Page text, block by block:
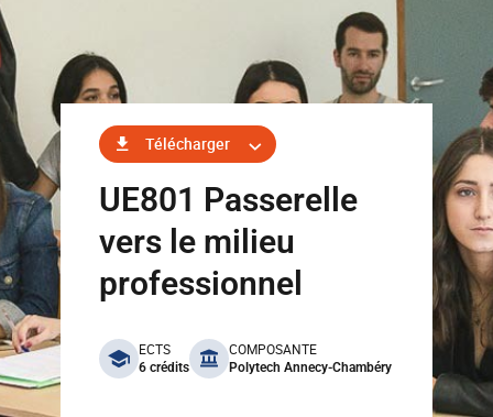
Télécharger
UE801 Passerelle
vers le milieu
professionnel
benefits
ECTS
6 crédits
COMPOSANTE
Polytech Annecy-Chambéry